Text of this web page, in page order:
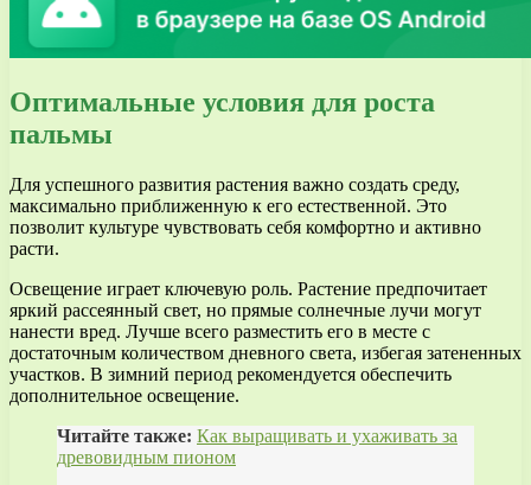
Оптимальные условия для роста
пальмы
Для успешного развития растения важно создать среду,
максимально приближенную к его естественной. Это
позволит культуре чувствовать себя комфортно и активно
расти.
Освещение играет ключевую роль. Растение предпочитает
яркий рассеянный свет, но прямые солнечные лучи могут
нанести вред. Лучше всего разместить его в месте с
достаточным количеством дневного света, избегая затененных
участков. В зимний период рекомендуется обеспечить
дополнительное освещение.
Читайте также: Как выращивать и ухаживать за
древовидным пионом